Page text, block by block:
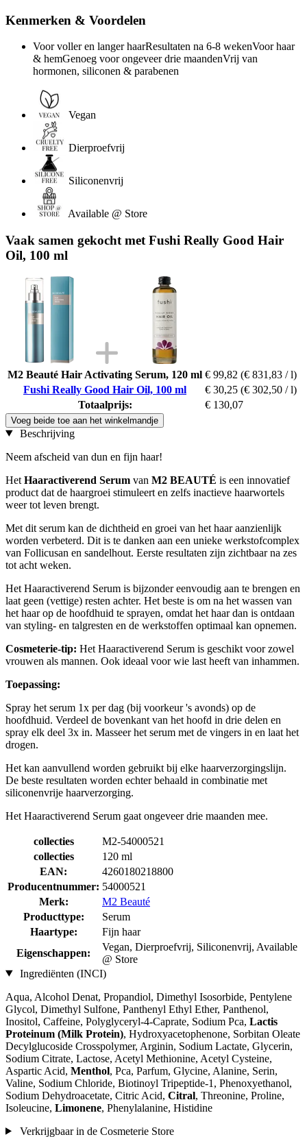
Kenmerken & Voordelen
Voor voller en langer haarResultaten na 6-8 wekenVoor haar
& hemGenoeg voor ongeveer drie maandenVrij van
hormonen, siliconen & parabenen
Vegan
Dierproefvrij
Siliconenvrij
Available @ Store
Vaak samen gekocht met Fushi Really Good Hair
Oil, 100 ml
M2 Beauté Hair Activating Serum, 120 ml € 99,82 (€ 831,83 / l)
Fushi Really Good Hair Oil, 100 ml
€ 30,25 (€ 302,50 / l)
Totaalprijs:
€ 130,07
Voeg beide toe aan het winkelmandje
Beschrijving
Neem afscheid van dun en fijn haar!
Het Haaractiverend Serum van M2 BEAUTÉ is een innovatief
product dat de haargroei stimuleert en zelfs inactieve haarwortels
weer tot leven brengt.
Met dit serum kan de dichtheid en groei van het haar aanzienlijk
worden verbeterd. Dit is te danken aan een unieke werkstofcomplex
van Follicusan en sandelhout. Eerste resultaten zijn zichtbaar na zes
tot acht weken.
Het Haaractiverend Serum is bijzonder eenvoudig aan te brengen en
laat geen (vettige) resten achter. Het beste is om na het wassen van
het haar op de hoofdhuid te sprayen, omdat het haar dan is ontdaan
van styling- en talgresten en de werkstoffen optimaal kan opnemen.
Cosmeterie-tip: Het Haaractiverend Serum is geschikt voor zowel
vrouwen als mannen. Ook ideaal voor wie last heeft van inhammen.
Toepassing:
Spray het serum 1x per dag (bij voorkeur 's avonds) op de
hoofdhuid. Verdeel de bovenkant van het hoofd in drie delen en
spray elk deel 3x in. Masseer het serum met de vingers in en laat het
drogen.
Het kan aanvullend worden gebruikt bij elke haarverzorgingslijn.
De beste resultaten worden echter behaald in combinatie met
siliconenvrije haarverzorging.
Het Haaractiverend Serum gaat ongeveer drie maanden mee.
collecties
M2-54000521
collecties
120 ml
EAN:
4260180218800
Producentnummer: 54000521
Merk:
M2 Beauté
Producttype:
Serum
Haartype:
Fijn haar
Eigenschappen:
Vegan, Dierproefvrij, Siliconenvrij, Available
@ Store
Ingrediënten (INCI)
Aqua, Alcohol Denat, Propandiol, Dimethyl Isosorbide, Pentylene
Glycol, Dimethyl Sulfone, Panthenyl Ethyl Ether, Panthenol,
Inositol, Caffeine, Polyglyceryl-4-Caprate, Sodium Pca, Lactis
Proteinum (Milk Protein), Hydroxyacetophenone, Sorbitan Oleate
Decylglucoside Crosspolymer, Arginin, Sodium Lactate, Glycerin,
Sodium Citrate, Lactose, Acetyl Methionine, Acetyl Cysteine,
Aspartic Acid, Menthol, Pca, Parfum, Glycine, Alanine, Serin,
Valine, Sodium Chloride, Biotinoyl Tripeptide-1, Phenoxyethanol,
Sodium Dehydroacetate, Citric Acid, Citral, Threonine, Proline,
Isoleucine, Limonene, Phenylalanine, Histidine
Verkrijgbaar in de Cosmeterie Store